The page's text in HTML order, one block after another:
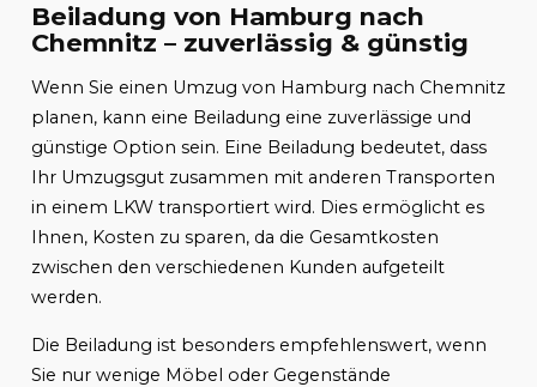
Beiladung von Hamburg nach
Chemnitz – zuverlässig & günstig
Wenn Sie einen Umzug von Hamburg nach Chemnitz
planen, kann eine Beiladung eine zuverlässige und
günstige Option sein. Eine Beiladung bedeutet, dass
Ihr Umzugsgut zusammen mit anderen Transporten
in einem LKW transportiert wird. Dies ermöglicht es
Ihnen, Kosten zu sparen, da die Gesamtkosten
zwischen den verschiedenen Kunden aufgeteilt
werden.
Die Beiladung ist besonders empfehlenswert, wenn
Sie nur wenige Möbel oder Gegenstände